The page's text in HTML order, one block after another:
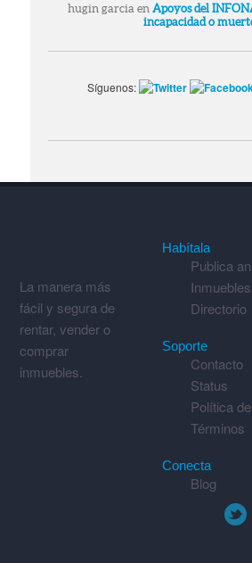
hugin garcia en Apoyos del
incapacidad o
Síguenos:
La manera más
fácil y segura de
rentar, vender o
comprar
inmuebles.
Habítala
Publica
Inmuebles
Directorio
Soporte
Contacto
Status
Política
Términos
Conecta
Blog